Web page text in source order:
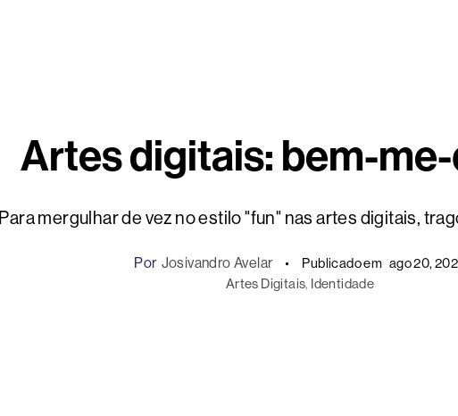
Artes digitais: bem-
Para mergulhar de vez no estilo "fun" nas artes digitais,
Por Josivandro Avelar Publicado em ago 20,
Artes Digitais, Identidade